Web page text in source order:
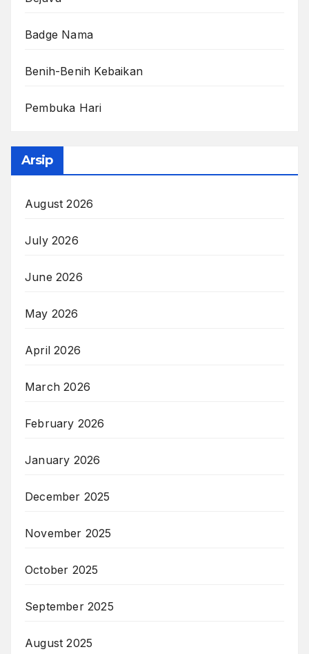
Badge Nama
Benih-Benih Kebaikan
Pembuka Hari
Arsip
August 2026
July 2026
June 2026
May 2026
April 2026
March 2026
February 2026
January 2026
December 2025
November 2025
October 2025
September 2025
August 2025